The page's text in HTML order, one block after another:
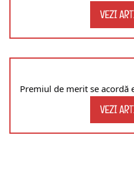
VEZI
Premiul de merit se acordă
VEZI